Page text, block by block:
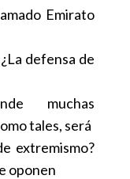
Emirato
defensa de
muchas
tales, será
extremismo?
oponen